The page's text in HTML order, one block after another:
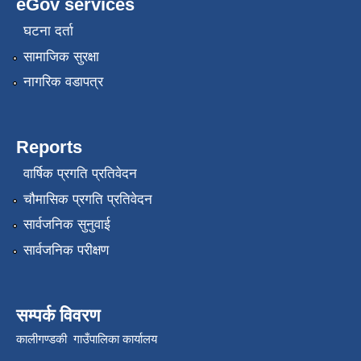
eGov services
घटना दर्ता
सामाजिक सुरक्षा
नागरिक वडापत्र
Reports
वार्षिक प्रगति प्रतिवेदन
चौमासिक प्रगति प्रतिवेदन
सार्वजनिक सुनुवाई
सार्वजनिक परीक्षण
सम्पर्क विवरण
कालीगण्डकी गाउँपालिका कार्यालय